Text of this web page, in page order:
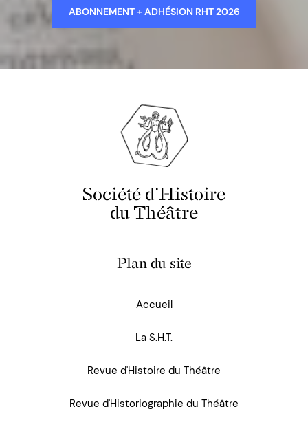
ABONNEMENT + ADHÉSION RHT 2026
Société d'Histoire
du Théâtre
Plan du site
Accueil
La S.H.T.
Revue d'Histoire du Théâtre
Revue d'Historiographie du Théâtre